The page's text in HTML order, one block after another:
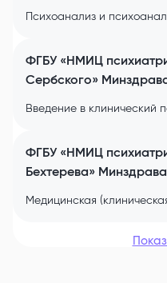
Психоанализ и
ФГБУ «НМИЦ
Сербского»
Введение в клинический
ФГБУ «НМИЦ
Бехтерева»
Медицинская